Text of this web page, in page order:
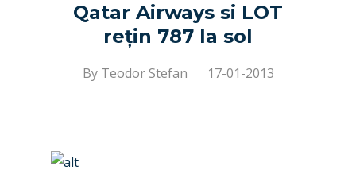
Qatar Airways si LOT
rețin 787 la sol
By Teodor Stefan 17-01-2013